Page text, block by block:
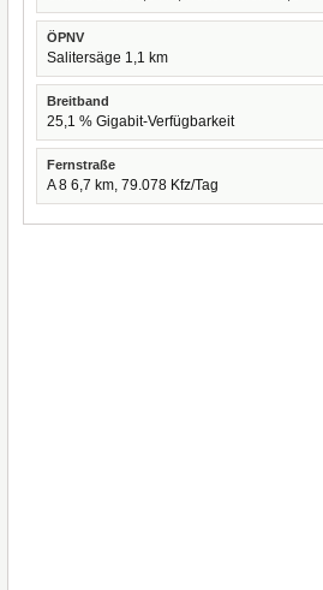
ÖPNV
Salitersäge 1,1 km
Breitband
25,1 % Gigabit-Verfügbarkeit
Fernstraße
A 8 6,7 km, 79.078 Kfz/Tag